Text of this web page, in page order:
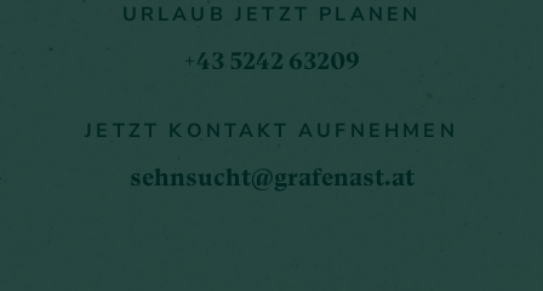
URLAUB JETZT PLANEN
+43 5242 63209
JETZT KONTAKT AUFNEHMEN
sehnsucht@grafenast.at